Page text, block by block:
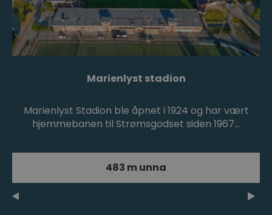
Marienlyst stadion
Marienlyst Stadion ble åpnet i 1924 og har vært
hjemmebanen til Strømsgodset siden 1967…
483 m unna